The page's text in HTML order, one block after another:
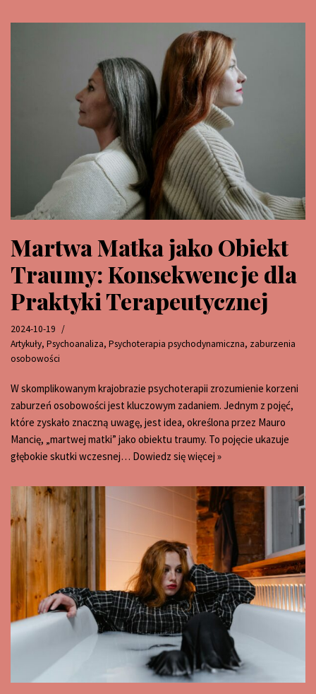
Martwa Matka jako Obiekt
Traumy: Konsekwencje dla
Praktyki Terapeutycznej
2024-10-19
Artykuły, Psychoanaliza, Psychoterapia psychodynamiczna, zaburzenia
osobowości
W skomplikowanym krajobrazie psychoterapii zrozumienie korzeni
zaburzeń osobowości jest kluczowym zadaniem. Jednym z pojęć,
które zyskało znaczną uwagę, jest idea, określona przez Mauro
Mancię, „martwej matki” jako obiektu traumy. To pojęcie ukazuje
głębokie skutki wczesnej… Dowiedz się więcej »